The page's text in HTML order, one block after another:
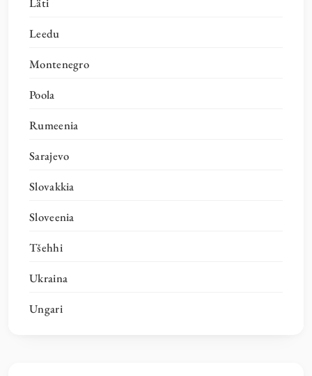
Leedu
Montenegro
Poola
Rumeenia
Sarajevo
Slovakkia
Sloveenia
Tšehhi
Ukraina
Ungari